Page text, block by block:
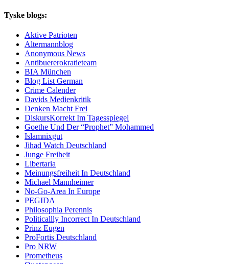
Tyske blogs:
Aktive Patrioten
Altermannblog
Anonymous News
Antibuererokratieteam
BIA München
Blog List German
Crime Calender
Davids Medienkritik
Denken Macht Frei
DiskursKorrekt Im Tagesspiegel
Goethe Und Der “Prophet” Mohammed
Islamnixgut
Jihad Watch Deutschland
Junge Freiheit
Libertaria
Meinungsfreiheit In Deutschland
Michael Mannheimer
No-Go-Area In Europe
PEGIDA
Philosophia Perennis
Politicallly Incorrect In Deutschland
Prinz Eugen
ProFortis Deutschland
Pro NRW
Prometheus